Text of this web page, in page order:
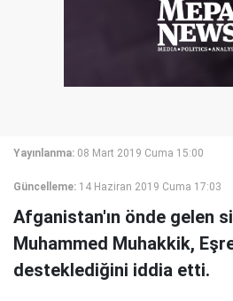
Yayınlanma: 08 Mart 2019 Cuma 15:00
Güncelleme: 14 Haziran 2019 Cuma 17:03
Afganistan'ın önde gelen
Muhammed Muhakkik,
desteklediğini iddia etti.